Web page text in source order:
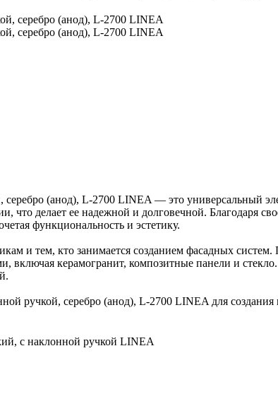
(анод), L-2700 LINEA — это универсальный
что делает ее надежной и долговечной. Благодаря
функциональность и эстетику.
и тем, кто занимается созданием фасадных
включая керамогранит, композитные панели и
ручкой, серебро (анод), L-2700 LINEA для
с наклонной ручкой LINEA